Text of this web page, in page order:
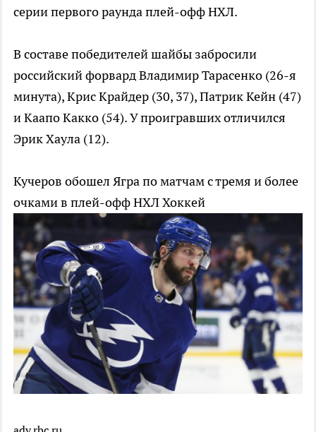
серии первого раунда плей-офф НХЛ.
В составе победителей шайбы забросили
российский форвард Владимир Тарасенко (26-я
минута), Крис Крайдер (30, 37), Патрик Кейн (47)
и Каапо Какко (54). У проигравших отличился
Эрик Хаула (12).
Кучеров обошел Ягра по матчам с тремя и более
очками в плей-офф НХЛХоккей